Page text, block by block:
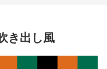
き出し風